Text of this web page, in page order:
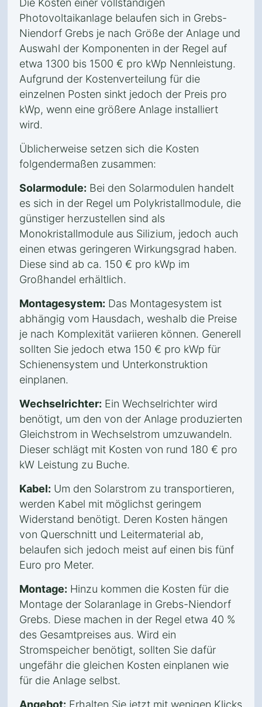
Die Kosten einer vollständigen
Photovoltaikanlage belaufen sich in Grebs-
Niendorf Grebs je nach Größe der Anlage und
Auswahl der Komponenten in der Regel auf
etwa 1300 bis 1500 € pro kWp Nennleistung.
Aufgrund der Kostenverteilung für die
einzelnen Posten sinkt jedoch der Preis pro
kWp, wenn eine größere Anlage installiert
wird.
Üblicherweise setzen sich die Kosten
folgendermaßen zusammen:
Solarmodule: Bei den Solarmodulen handelt
es sich in der Regel um Polykristallmodule, die
günstiger herzustellen sind als
Monokristallmodule aus Silizium, jedoch auch
einen etwas geringeren Wirkungsgrad haben.
Diese sind ab ca. 150 € pro kWp im
Großhandel erhältlich.
Montagesystem: Das Montagesystem ist
abhängig vom Hausdach, weshalb die Preise
je nach Komplexität variieren können. Generell
sollten Sie jedoch etwa 150 € pro kWp für
Schienensystem und Unterkonstruktion
einplanen.
Wechselrichter: Ein Wechselrichter wird
benötigt, um den von der Anlage produzierten
Gleichstrom in Wechselstrom umzuwandeln.
Dieser schlägt mit Kosten von rund 180 € pro
kW Leistung zu Buche.
Kabel: Um den Solarstrom zu transportieren,
werden Kabel mit möglichst geringem
Widerstand benötigt. Deren Kosten hängen
von Querschnitt und Leitermaterial ab,
belaufen sich jedoch meist auf einen bis fünf
Euro pro Meter.
Montage: Hinzu kommen die Kosten für die
Montage der Solaranlage in Grebs-Niendorf
Grebs. Diese machen in der Regel etwa 40 %
des Gesamtpreises aus. Wird ein
Stromspeicher benötigt, sollten Sie dafür
ungefähr die gleichen Kosten einplanen wie
für die Anlage selbst.
Angebot: Erhalten Sie jetzt mit wenigen Klicks